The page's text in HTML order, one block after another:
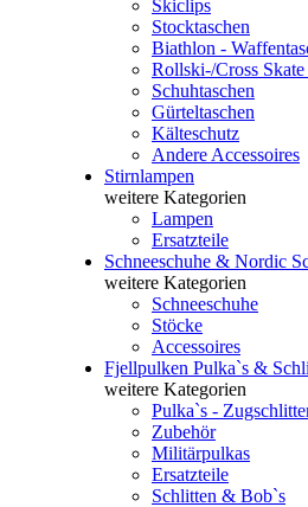
Skiclips
Stocktaschen
Biathlon -
Rollski-/Cross Skate
Schuhtaschen
Gürteltaschen
Kälteschutz
Andere Accessoires
Stirnlampen
weitere Kategorien
Lampen
Ersatzteile
Schneeschuhe & Nordic
weitere Kategorien
Schneeschuhe
Stöcke
Accessoires
Fjellpulken Pulka`s &
weitere Kategorien
Pulka`s -
Zubehör
Militärpulkas
Ersatzteile
Schlitten & Bob`s